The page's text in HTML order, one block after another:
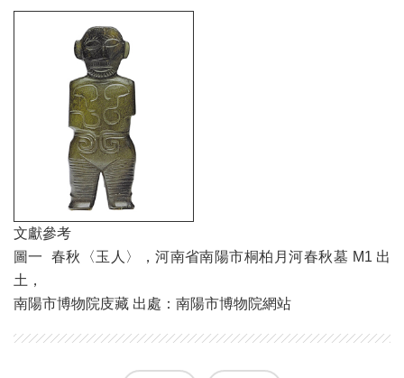
文獻參考
圖一 春秋〈玉人〉，河南省南陽市桐柏月河春秋墓 M1 出
土，
南陽市博物院庋藏 出處：南陽市博物院網站